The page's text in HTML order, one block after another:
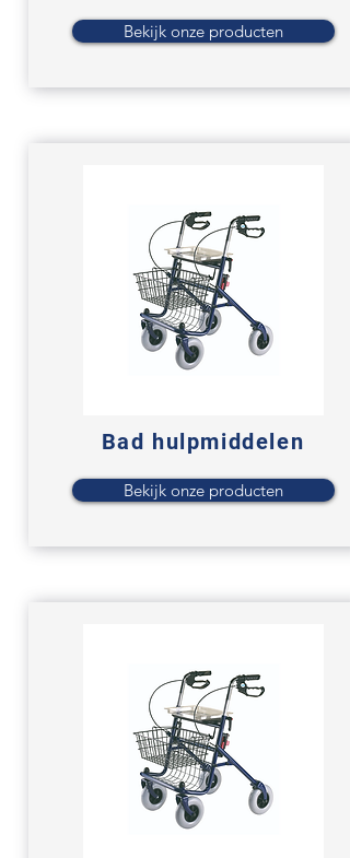
Bekijk onze producten
Bad hulpmiddelen
Bekijk onze producten